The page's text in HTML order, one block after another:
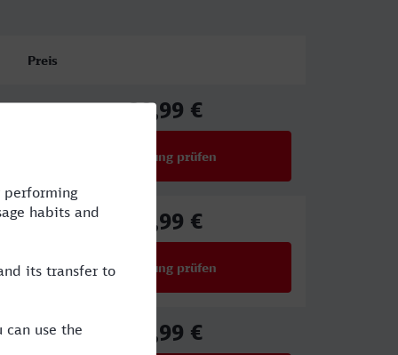
Preis
29,99 €
Verbindung prüfen
29,99 €
Verbindung prüfen
42,99 €